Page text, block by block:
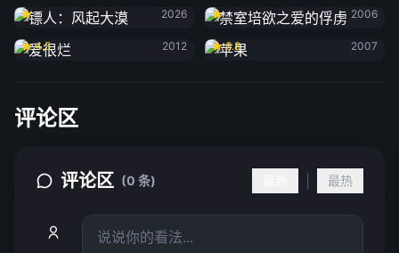
2026
2006
爱很烂
4.5
2012
苹果
6.8
2007
评论区
评论区 (0 条) 最热